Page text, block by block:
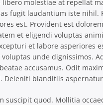
molestiae at repellat
fugit laudantium iste nihil.
est. Provident est
et eligendi voluptas
et labore asperiores
unde dignissimos.
accusamus. Odit
blanditiis
suscipit quod. Mollitia